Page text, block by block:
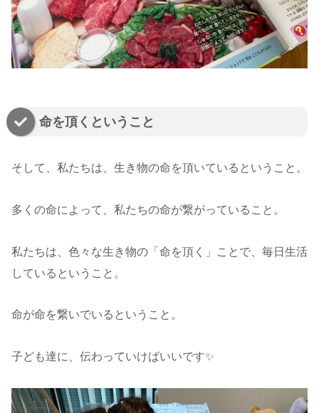
命を頂くということ
そして、私たちは、生き物の命を頂いているということ。
多くの命によって、私たちの命が繋がっていること。
私たちは、色々な生き物の「命を頂く」ことで、毎日生活
しているということ。
命が命を繋いでいるということ。
子ども達に、伝わっていけばいいです✨